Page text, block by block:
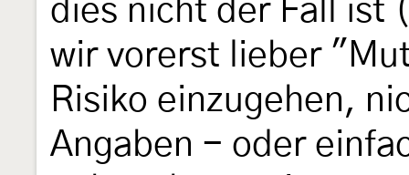
dies nicht der Fall ist
wir vorerst lieber
Risiko einzugehen,
Angaben - oder